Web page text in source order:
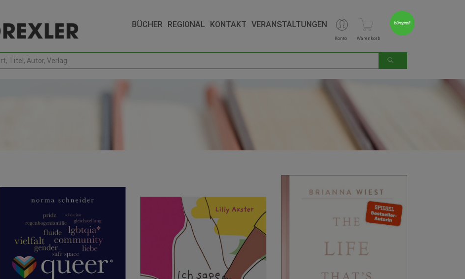
Konto Warenkorb
BÜCHER REGIONAL KONTAKT VERANSTALTUNGEN